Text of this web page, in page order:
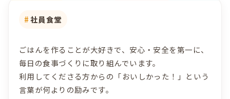
社員食堂
ごはんを作ることが大好きで、安心・安全を第一に、
毎日の食事づくりに取り組んでいます。
利用してくださる方からの「おいしかった！」という
言葉が何よりの励みです。